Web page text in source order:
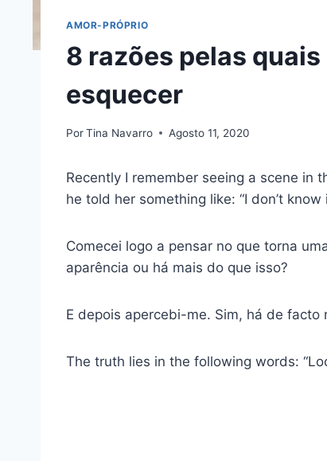
AMOR-PRÓPRIO
8 razões pelas
esquecer
PorTina Navarro Agosto 11, 2020
Recently I remember seeing a scene in
he told her something like: “I don’t
Comecei logo a pensar no que torna
aparência ou há mais do que isso?
E depois apercebi-me. Sim, há de facto
The truth lies in the following words: